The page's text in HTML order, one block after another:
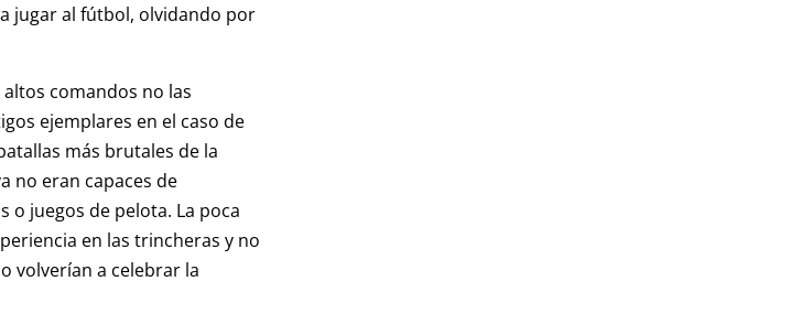
jugar al fútbol, olvidando por
comandos no las
ejemplares en el caso de
más brutales de la
no eran capaces de
o juegos de pelota. La poca
en las trincheras y no
volverían a celebrar la